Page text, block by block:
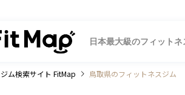
日本最大級のフィット
ジム検索サイト FitMap 鳥取県のフィットネスジム